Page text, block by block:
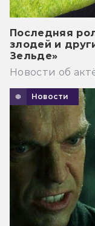
Последняя
злодей и
Зельде»
Новости об
Новости